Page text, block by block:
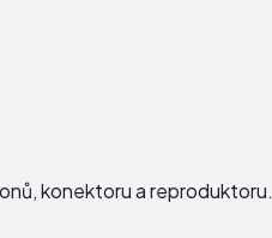
konektoru a reproduktoru.